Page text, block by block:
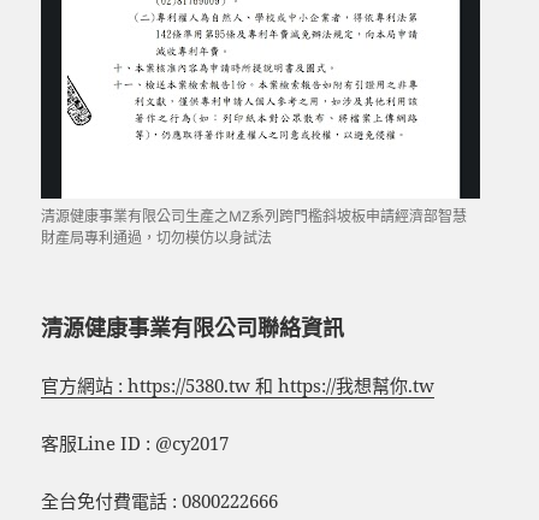
清源健康事業有限公司生產之MZ系列跨門檻斜坡板申請經濟部智慧
財產局專利通過，切勿模仿以身試法
清源健康事業有限公司聯絡資訊
官方網站 : https://5380.tw 和 https://我想幫你.tw
客服Line ID : @cy2017
全台免付費電話 : 0800222666